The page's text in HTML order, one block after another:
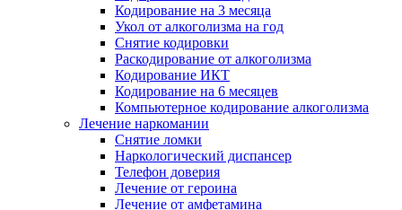
Кодирование на 3 месяца
Укол от алкоголизма на год
Снятие кодировки
Раскодирование от алкоголизма
Кодирование ИКТ
Кодирование на 6 месяцев
Компьютерное кодирование алкоголизма
Лечение наркомании
Снятие ломки
Наркологический диспансер
Телефон доверия
Лечение от героина
Лечение от амфетамина